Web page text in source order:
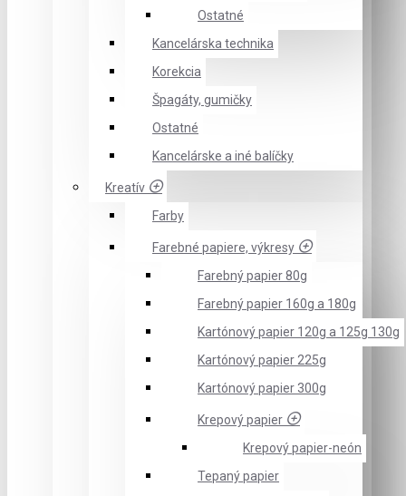
Ostatné
Kancelárska technika
Korekcia
Špagáty, gumičky
Ostatné
Kancelárske a iné balíčky
Kreatív
Farby
Farebné papiere, výkresy
Farebný papier 80g
Farebný papier 160g a 180g
Kartónový papier 120g a 125g 130g
Kartónový papier 225g
Kartónový papier 300g
Krepový papier
Krepový papier-neón
Tepaný papier